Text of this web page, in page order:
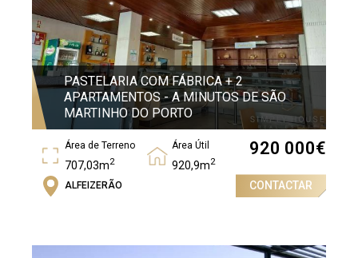
PASTELARIA COM FÁBRICA + 2
APARTAMENTOS - A MINUTOS DE SÃO
MARTINHO DO PORTO
Área de Terreno
707,03m2
Área Útil
920,9m2
Área Bruta
920 000€
ALFEIZERÃO CONTACTAR